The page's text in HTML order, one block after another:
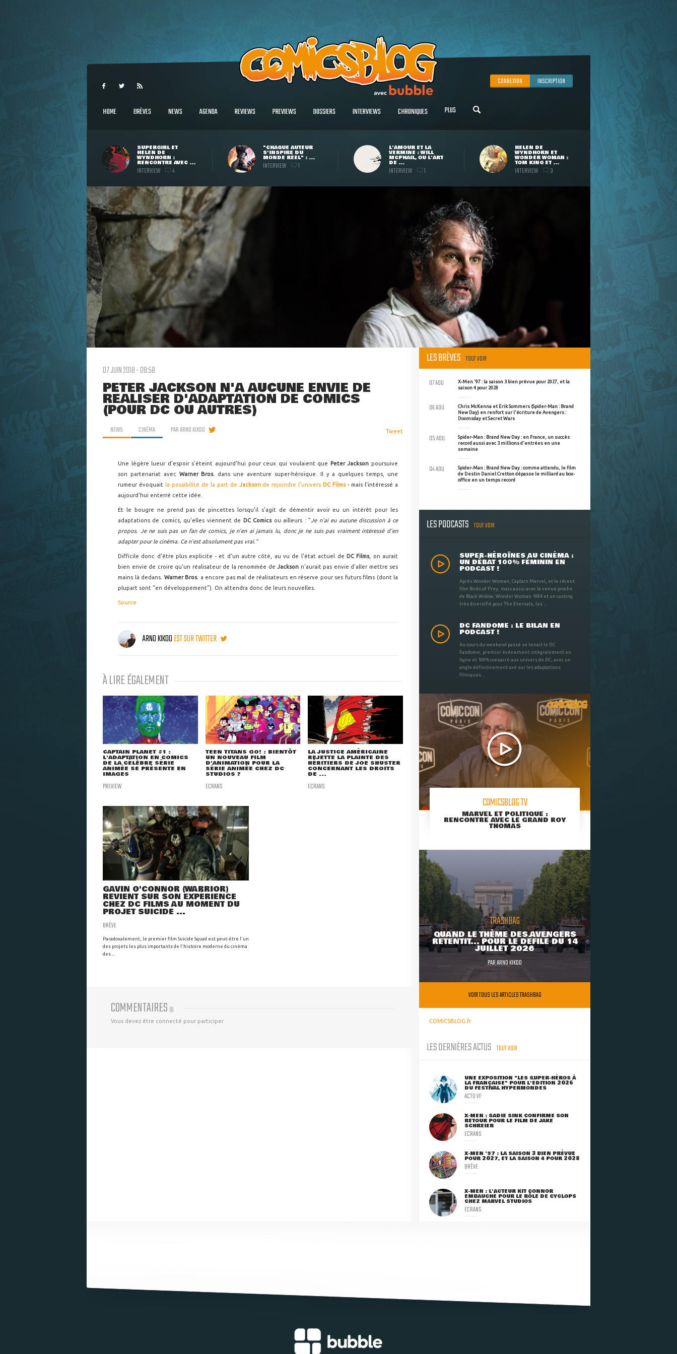
CONNEXION INSCRIPTION
HOME BRÈVES NEWS AGENDA REVIEWS PREVIEWS DOSSIERS INTERVIEWS CHRONIQUES PLUS
SUPERGIRL ET
HELEN DE
WYNDHORN :
RENCONTRE AVEC ...
INTERVIEW 4
"CHAQUE AUTEUR
S'INSPIRE DU
MONDE RÉEL" : ...
INTERVIEW 1
L'AMOUR ET LA
VERMINE : WILL
MCPHAIL, OU L'ART
DE ...
INTERVIEW 1
HELEN DE
WYNDHORN ET
WONDER WOMAN :
TOM KING ET ...
INTERVIEW 3
07 JUIN 2018 - 08:58
PETER JACKSON N'A AUCUNE ENVIE DE
RÉALISER D'ADAPTATION DE COMICS
(POUR DC OU AUTRES)
NEWS CINÉMA PARARNO KIKOO Tweet
Une légère lueur d'espoir s'éteint aujourd'hui pour ceux qui voulaient que Peter Jacksonpoursuive
son partenariat avec Warner Bros. dans une aventure super-héroïque. Il y a quelques temps, une
rumeur évoquait la possibilité de la part de Jacksonde rejoindre l'universDC Films- mais l'intéressé a
aujourd'hui enterré cette idée.
Et le bougre ne prend pas de pincettes lorsqu'il s'agit de démentir avoir eu un intérêt pour les
adaptations de comics, qu'elles viennent de DC Comics ou ailleurs : " Je n'ai eu aucune discussion à ce
propos. Je ne suis pas un fan de comics, je n'en ai jamais lu, donc je ne suis pas vraiment intéressé d'en
adapter pour le cinéma. Ce n'est absolument pas vrai."
Difficile donc d'être plus explicite - et d'un autre côté, au vu de l'état actuel de DC Films, on aurait
bien envie de croire qu'un réalisateur de la renommée de Jackson n'aurait pas envie d'aller mettre ses
mains là dedans. Warner Bros. a encore pas mal de réalisateurs en réserve pour ses futurs films (dont la
plupart sont "en développement"). On attendra donc de leurs nouvelles.
Source
ARNO KIKOOEST SUR TWITTER
À LIRE ÉGALEMENT
CAPTAIN PLANET #1 :
L'ADAPTATION EN COMICS
DE LA CÉLÈBRE SÉRIE
ANIMÉE SE PRÉSENTE EN
IMAGES
PREVIEW
TEEN TITANS GO! : BIENTÔT
UN NOUVEAU FILM
D'ANIMATION POUR LA
SÉRIE ANIMÉE CHEZ DC
STUDIOS ?
ECRANS
LA JUSTICE AMÉRICAINE
REJETTE LA PLAINTE DES
HÉRITIERS DE JOE SHUSTER
CONCERNANT LES DROITS
DE ...
ECRANS
GAVIN O'CONNOR (WARRIOR)
REVIENT SUR SON EXPÉRIENCE
CHEZ DC FILMS AU MOMENT DU
PROJET SUICIDE ...
BRÈVE
Paradoxalement, le premier film Suicide Squad est peut-être l'un
des projets les plus importants de l'histoire moderne du cinéma
des ...
COMMENTAIRES (0)
Vous devez être connecté pour participer
LES BRÈVES TOUT VOIR
X-Men '97 : la saison 3 bien prévue pour 2027, et la
saison 4 pour 2028
07 AOU
Chris McKenna et Erik Sommers (Spider-Man : Brand
New Day) en renfort sur l'écriture de Avengers :
Doomsday et Secret Wars
06 AOU
Spider-Man : Brand New Day : en France, un succès
record aussi avec 3 millions d'entrées en une
semaine
05 AOU
Spider-Man : Brand New Day : comme attendu, le film
de Destin Daniel Cretton dépasse le milliard au box-
office en un temps record
04 AOU
LES PODCASTS TOUT VOIR
SUPER-HÉROÏNES AU CINÉMA :
UN DÉBAT 100% FÉMININ EN
PODCAST !
Après Wonder Woman, Captain Marvel, et le récent
film Birds of Prey, mais aussi avec la venue proche
de Black Widow, Wonder Woman 1984 et un casting
très diversifié pour The Eternals, les ...
DC FANDOME : LE BILAN EN
PODCAST !
Au cours du weekend passé se tenait le DC
Fandome, premier évènement intégralement en
ligne et 100% consacré aux univers de DC, avec un
angle définitivement axé sur les adaptations
filmiques ...
COMICSBLOG TV
MARVEL ET POLITIQUE :
RENCONTRE AVEC LE GRAND ROY
THOMAS
TRASHBAG
QUAND LE THÈME DES AVENGERS
RETENTIT... POUR LE DÉFILÉ DU 14
JUILLET 2026
PARARNO KIKOO
VOIR TOUS LES ARTICLES TRASHBAG
COMICSBLOG.fr
LES DERNIÈRES ACTUS TOUT VOIR
UNE EXPOSITION "LES SUPER-HÉROS À
LA FRANÇAISE" POUR L'ÉDITION 2026
DU FESTIVAL HYPERMONDES
ACTU VF
X-MEN : SADIE SINK CONFIRME SON
RETOUR POUR LE FILM DE JAKE
SCHREIER
ECRANS
X-MEN '97 : LA SAISON 3 BIEN PRÉVUE
POUR 2027, ET LA SAISON 4 POUR 2028
BRÈVE
X-MEN : L'ACTEUR KIT CONNOR
EMBAUCHÉ POUR LE RÔLE DE CYCLOPS
CHEZ MARVEL STUDIOS
ECRANS